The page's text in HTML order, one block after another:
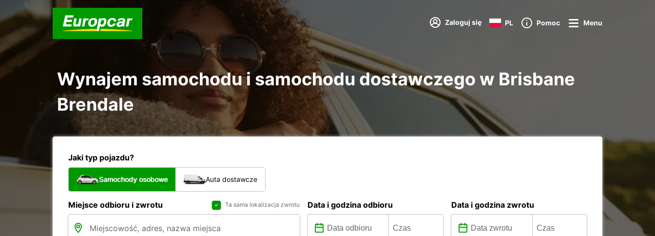
Zaloguj się PL Pomoc Menu
Wynajem samochodu i samochodu dostawczego w Brisbane
Brendale
Jaki typ pojazdu?
Samochody osobowe Auta dostawcze
Miejsce odbioru i zwrotu Ta sama lokalizacja zwrotu Data i godzina odbioru Data i godzina zwrotu